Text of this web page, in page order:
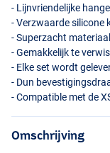
- Lijnvriendelijke
- Verzwaarde silicone
- Superzacht materiaal
- Gemakkelijk te
- Elke set wordt
- Dun
- Compatible met de
Omschrijving